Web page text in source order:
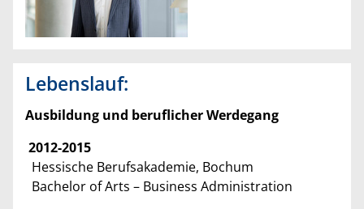
Lebenslauf:
Ausbildung und beruflicher Werdegang
2012-2015
Hessische Berufsakademie, Bochum
Bachelor of Arts – Business Administration